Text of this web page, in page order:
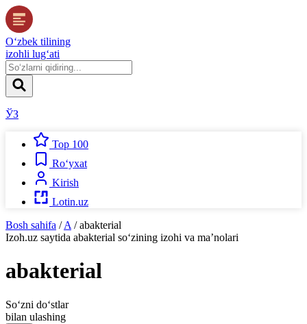
O‘zbek tilining
izohli lug‘ati
ЎЗ
Top 100
Ro‘yxat
Kirish
Lotin.uz
Bosh sahifa / A / abakterial
Izoh.uz saytida abakterial so‘zining izohi va ma’nolari
abakterial
So‘zni do‘stlar
bilan ulashing